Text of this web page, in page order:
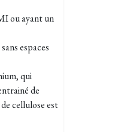
ou ayant un
espaces
qui
de
cellulose est